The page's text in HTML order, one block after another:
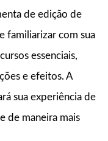
de edição de
familiarizar com sua
essenciais,
e efeitos. A
sua experiência de
de maneira mais